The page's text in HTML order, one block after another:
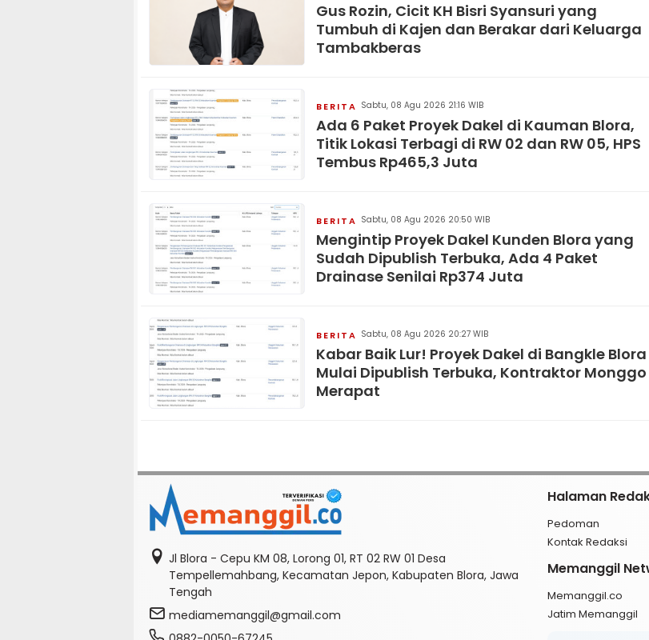
Gus Rozin, Cicit KH Bisri Syansuri yang
Tumbuh di Kajen dan Berakar dari Keluarga
Tambakberas
BERITA Sabtu, 08 Agu 2026 21:16 WIB
Ada 6 Paket Proyek Dakel di Kauman Blora,
Titik Lokasi Terbagi di RW 02 dan RW 05, HPS
Tembus Rp465,3 Juta
BERITA Sabtu, 08 Agu 2026 20:50 WIB
Mengintip Proyek Dakel Kunden Blora yang
Sudah Dipublish Terbuka, Ada 4 Paket
Drainase Senilai Rp374 Juta
BERITA Sabtu, 08 Agu 2026 20:27 WIB
Kabar Baik Lur! Proyek Dakel di Bangkle Blora
Mulai Dipublish Terbuka, Kontraktor Monggo
Merapat
Jl Blora - Cepu KM 08, Lorong 01, RT 02 RW 01 Desa
Tempellemahbang, Kecamatan Jepon, Kabupaten Blora, Jawa
Tengah
mediamemanggil@gmail.com
Halaman
Pedoman
Kontak Redaksi
Memanggil
Memanggil.co
Jatim Memanggil